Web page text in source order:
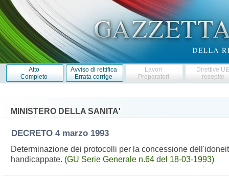
Atto
Completo
Avviso di rettifica
Errata corrige
Lavori
Preparatori
Direttive
recepite
MINISTERO DELLA SANITA'
DECRETO 4 marzo 1993
Determinazione dei protocolli per la concessione
handicappate. (GU Serie Generale n.64 del 18-03-1993)